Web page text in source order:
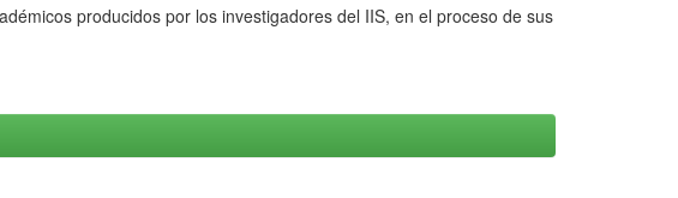
producidos por los investigadores del IIS, en el proceso de sus